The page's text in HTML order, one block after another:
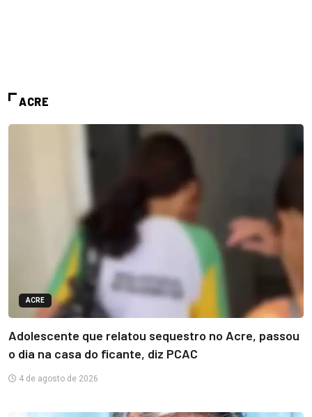
ACRE
ACRE
Adolescente que relatou sequestro no Acre, passou
o dia na casa do ficante, diz PCAC
4 de agosto de 2026